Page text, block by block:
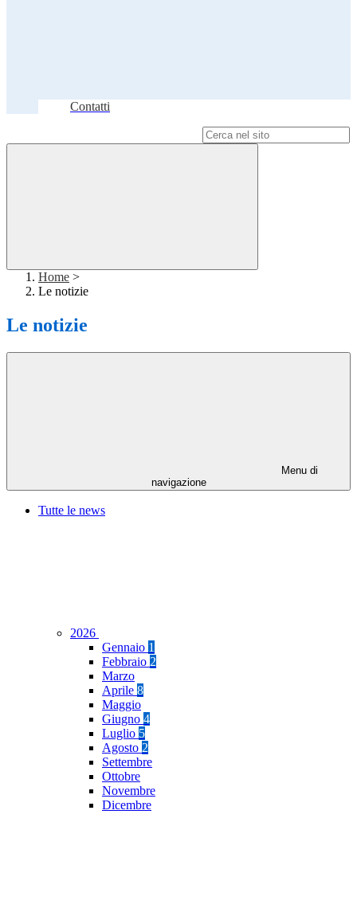
Contatti
Home >
Le notizie
Le notizie
Menu di
navigazione
Tutte le news
2026
Gennaio 1
Febbraio 2
Marzo
Aprile 8
Maggio
Giugno 4
Luglio 5
Agosto 2
Settembre
Ottobre
Novembre
Dicembre